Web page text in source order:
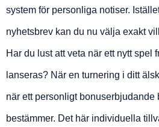
system för personliga notiser.
nyhetsbrev kan du nu välja exakt
Har du lust att veta när ett nytt spel
lanseras? När en turnering i ditt
när ett personligt bonuserbjudande
bestämmer. Det här individuella